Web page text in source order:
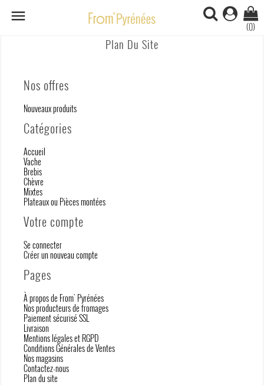

(0)
Plan Du Site
Nos offres
Nouveaux produits
Catégories
Accueil
Vache
Brebis
Chèvre
Mixtes
Plateaux ou Pièces montées
Votre compte
Se connecter
Créer un nouveau compte
Pages
À propos de From' Pyrénées
Nos producteurs de fromages
Paiement sécurisé SSL
Livraison
Mentions légales et RGPD
Conditions Générales de Ventes
Nos magasins
Contactez-nous
Plan du site